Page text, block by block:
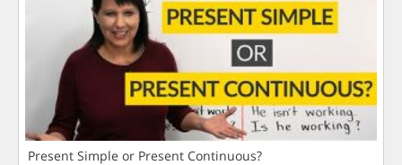
Present Simple or Present Continuous?